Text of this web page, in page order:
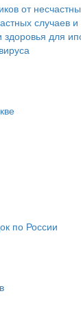
от
случаев
для
по России